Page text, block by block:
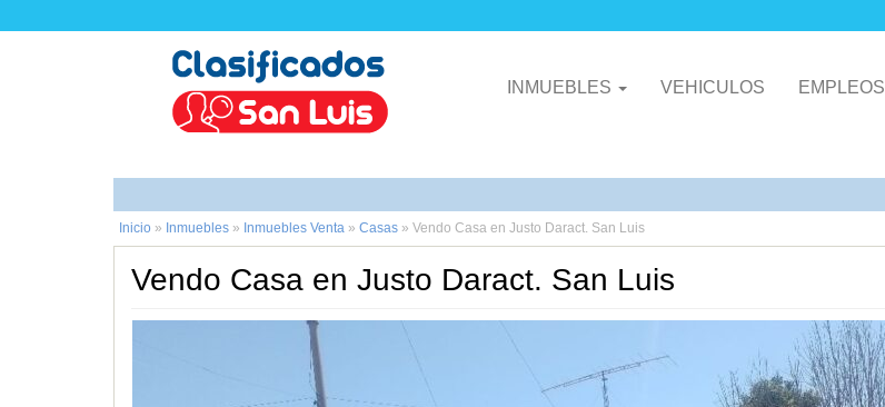
INMUEBLES VEHICULOS EMPLEOS
Inicio » Inmuebles » Inmuebles Venta » Casas » Vendo Casa en Justo Daract. San Luis
Vendo Casa en Justo Daract. San Luis